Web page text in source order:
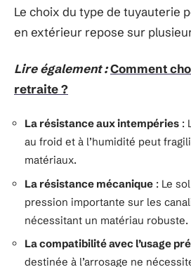
Le choix du type de tuyauterie
en extérieur repose sur
Lire également :Comment
retraite ?
La résistance aux intempéries :
au froid et à l’humidité peut
matériaux.
La résistance mécanique : Le
pression importante sur les
nécessitant un matériau robuste.
La compatibilité avec l’usage
destinée à l’arrosage ne